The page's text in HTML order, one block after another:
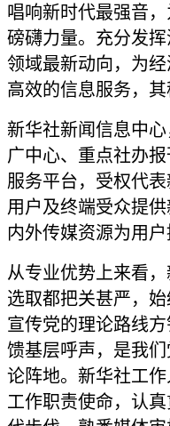
唱响新时代最强音
磅礴力量。充分发
领域最新动向，为
高效的信息服务，其
新华社新闻信息中
广中心、重点社办
服务平台，受权代
用户及终端受众提
内外传媒资源为用户
从专业优势上来看
选取都把关甚严，
宣传党的理论路线
馈基层呼声，是我
论阵地。新华社工
工作职责使命，认